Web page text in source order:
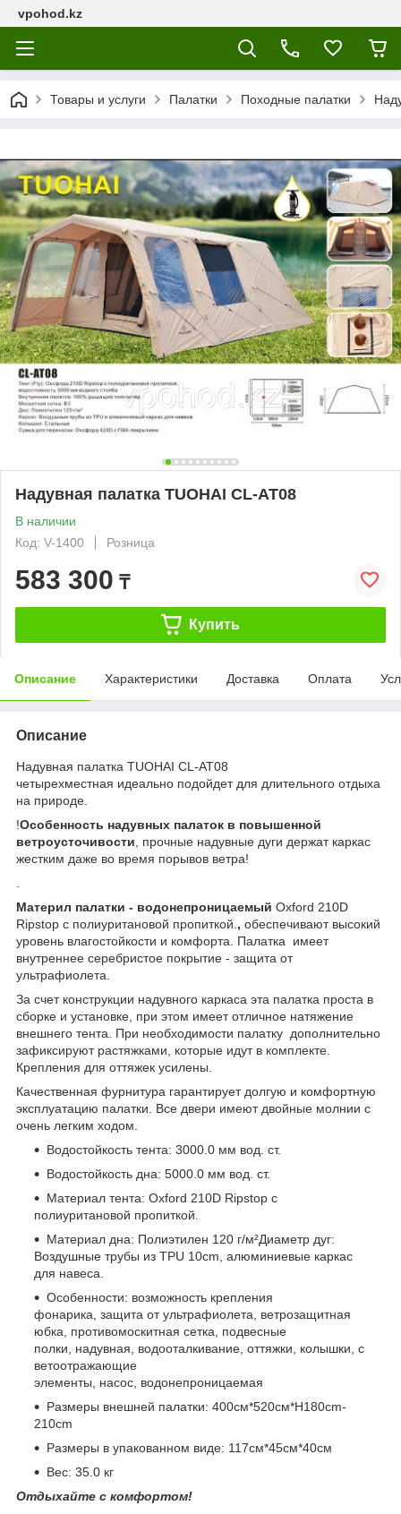
vpohod.kz
Товары и услуги Палатки Походные палатки
Надувная палатка TUOHAI CL-AT08
В наличии
Код: V-1400
Розница
583 300 ₸
Купить
Описание Характеристики Доставка Оплата
Описание
Надувная палатка TUOHAI CL-AT08
четырехместная идеально подойдет для длительного отдыха
на природе.
!Особенность надувных палаток в повышенной
ветроусточивости , прочные надувные дуги держат каркас
жестким даже во время порывов ветра!
Материл палатки - водонепроницаемый Oxford 210D
Ripstop с полиуритановой пропиткой. , обеспечивают высокий
уровень влагостойкости и комфорта. Палатка имеет
внутреннее серебристое покрытие - защита от
ультрафиолета.
За счет конструкции надувного каркаса эта палатка проста в
сборке и установке, при этом имеет отличное натяжение
внешнего тента. При необходимости палатку дополнительно
зафиксируют растяжками, которые идут в комплекте.
Крепления для оттяжек усилены.
Качественная фурнитура гарантирует долгую и комфортную
эксплуатацию палатки. Все двери имеют двойные молнии с
очень легким ходом.
Водостойкость тента: 3000.0 мм вод. ст.
Водостойкость дна: 5000.0 мм вод. ст.
Материал тента: Oxford 210D Ripstop с
полиуритановой пропиткой.
Материал дна: Полиэтилен 120 г/м²Диаметр дуг:
Воздушные трубы из TPU 10cm, алюминиевые каркас
для навеса.
Особенности: возможность крепления
фонарика, защита от ультрафиолета, ветрозащитная
юбка, противомоскитная сетка, подвесные
полки, надувная, водооталкивание, оттяжки, колышки, с
ветоотражающие
элементы, насос, водонепроницаемая
Размеры внешней палатки: 400см*520см*H180cm-
210cm
Размеры в упакованном виде: 117см*45см*40см
Вес: 35.0 кг
Отдыхайте с комфортом!